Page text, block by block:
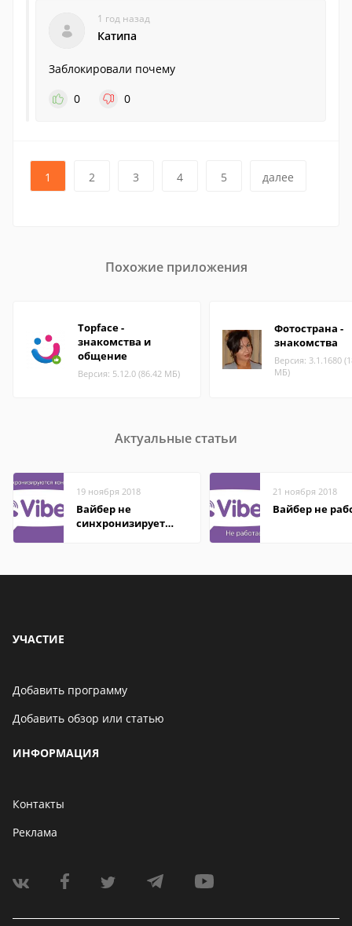
1 год назад
Катипа
Заблокировали почему
0
0
1 2 3 4 5 далее
Похожие приложения
Topface -
знакомства и
общение
Версия: 5.12.0 (86.42 МБ)
Фотострана -
знакомства
Версия: 3.1.1680
МБ)
Актуальные статьи
19 ноября 2018
Вайбер не
синхронизирует
21 ноября 2018
Вайбер не
УЧАСТИЕ
Добавить программу
Добавить обзор или статью
ИНФОРМАЦИЯ
Контакты
Реклама